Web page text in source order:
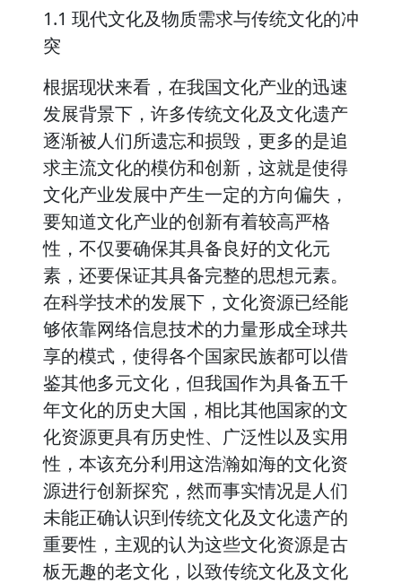
1.1 现代文化及物质需求与传统文化的冲
突
根据现状来看，在我国文化产业的迅速
发展背景下，许多传统文化及文化遗产
逐渐被人们所遗忘和损毁，更多的是追
求主流文化的模仿和创新，这就是使得
文化产业发展中产生一定的方向偏失，
要知道文化产业的创新有着较高严格
性，不仅要确保其具备良好的文化元
素，还要保证其具备完整的思想元素。
在科学技术的发展下，文化资源已经能
够依靠网络信息技术的力量形成全球共
享的模式，使得各个国家民族都可以借
鉴其他多元文化，但我国作为具备五千
年文化的历史大国，相比其他国家的文
化资源更具有历史性、广泛性以及实用
性，本该充分利用这浩瀚如海的文化资
源进行创新探究，然而事实情况是人们
未能正确认识到传统文化及文化遗产的
重要性，主观的认为这些文化资源是古
板无趣的老文化，以致传统文化及文化